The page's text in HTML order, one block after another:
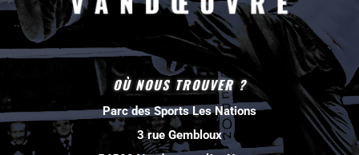
OÙ NOUS TROUVER ?
Parc des Sports Les Nations
3 rue Gembloux